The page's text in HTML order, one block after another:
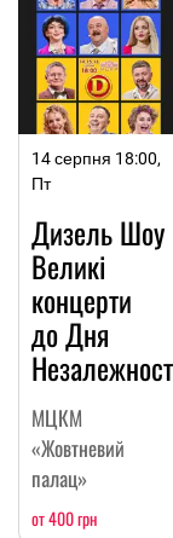
14 серпня 18:00,
Пт
Дизель Шоу
Великі
концерти
до Дня
МЦКМ
«Жовтневий
палац»
от 400 грн